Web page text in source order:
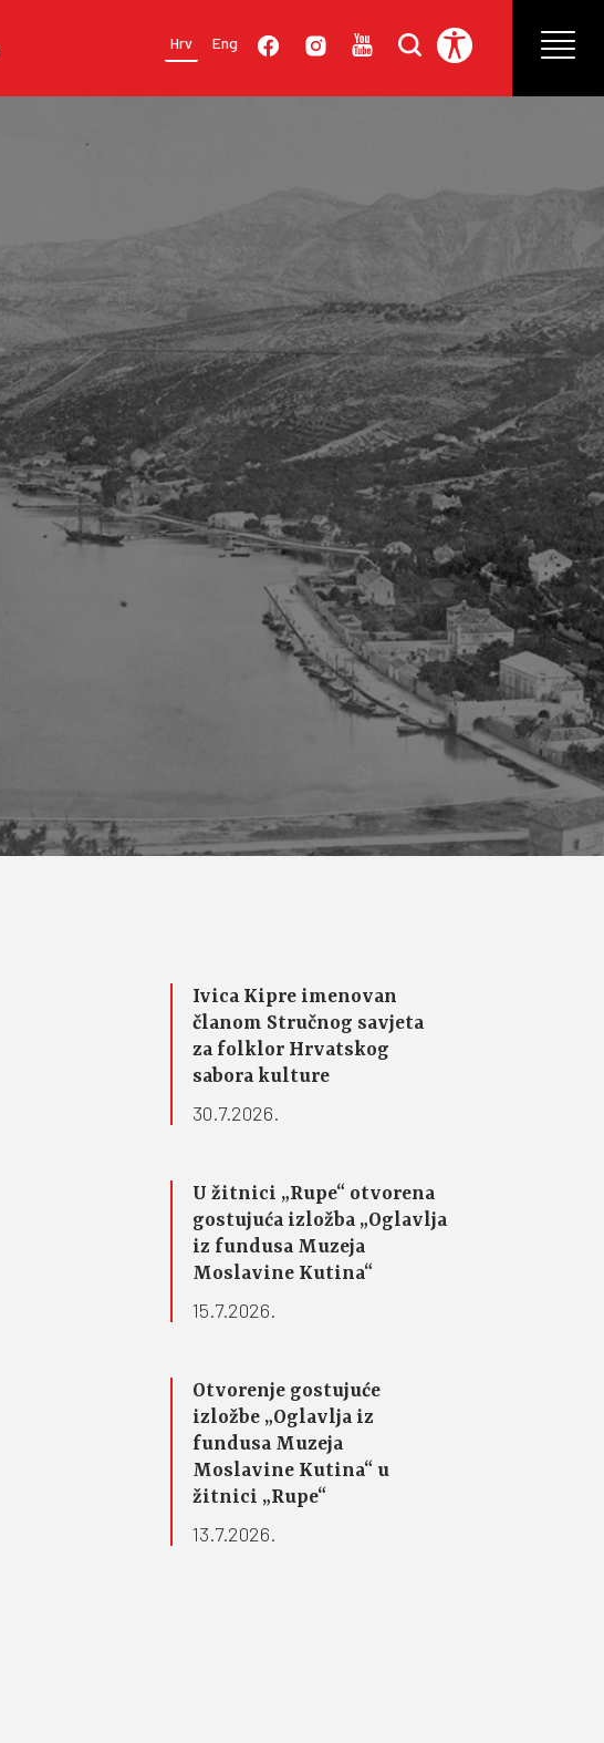
Hrv Eng
Ivica Kipre imenovan
članom Stručnog savjeta
za folklor Hrvatskog
sabora kulture
30.7.2026.
U žitnici „Rupe“ otvorena
gostujuća izložba „Oglavlja
iz fundusa Muzeja
Moslavine Kutina“
15.7.2026.
Otvorenje gostujuće
izložbe „Oglavlja iz
fundusa Muzeja
Moslavine Kutina“ u
žitnici „Rupe“
13.7.2026.